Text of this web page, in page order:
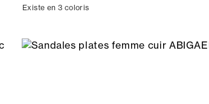
Existe en 3 coloris